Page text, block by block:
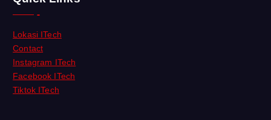
Lokasi ITech
Contact
Instagram ITech
Facebook ITech
Tiktok ITech